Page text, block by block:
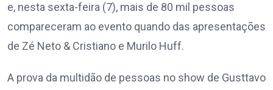
e, nesta sexta-feira (7), mais de 80 mil pessoas
compareceram ao evento quando das apresentações
de Zé Neto & Cristiano e Murilo Huff.
A prova da multidão de pessoas no show de Gusttavo